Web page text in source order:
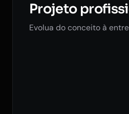
Projeto
Evolua do conceito à